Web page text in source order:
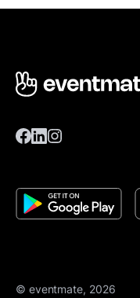
© eventmate, 2026